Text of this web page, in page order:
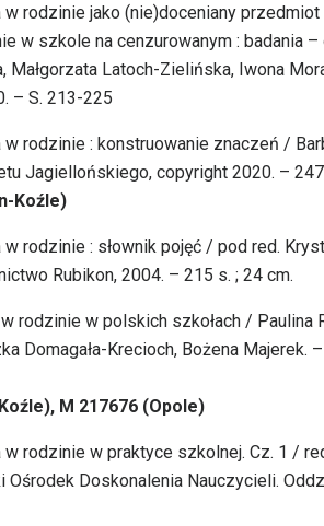
w rodzinie jako (nie)doceniany
w szkole na cenzurowanym : badania
Małgorzata Latoch-Zielińska, Iwona
– S. 213-225
w rodzinie : konstruowanie znaczeń /
Jagiellońskiego, copyright 2020. –
Koźle)
rodzinie : słownik pojęć / pod red.
Rubikon, 2004. – 215 s. ; 24 cm.
rodzinie w polskich szkołach /
Domagała-Krecioch, Bożena Majerek.
M 217676 (Opole)
rodzinie w praktyce szkolnej. Cz. 1 /
Doskonalenia Nauczycieli.